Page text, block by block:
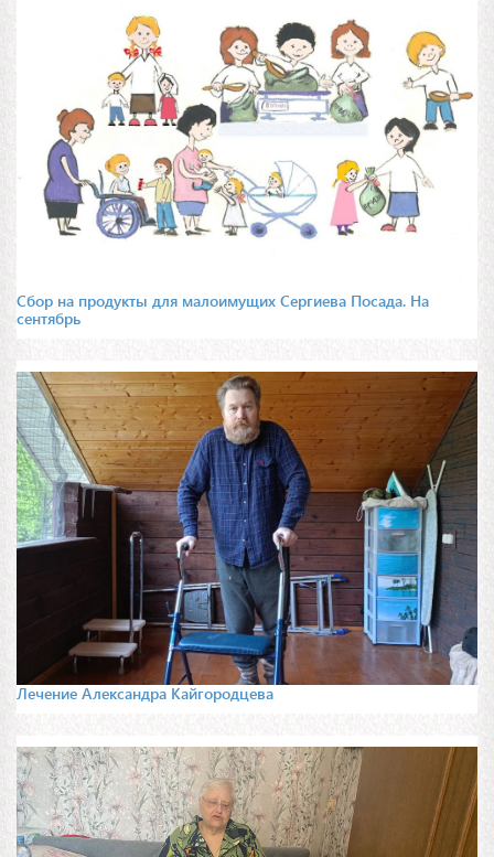
Сбор на продукты для малоимущих Сергиева Посада. На
сентябрь
Лечение Александра Кайгородцева